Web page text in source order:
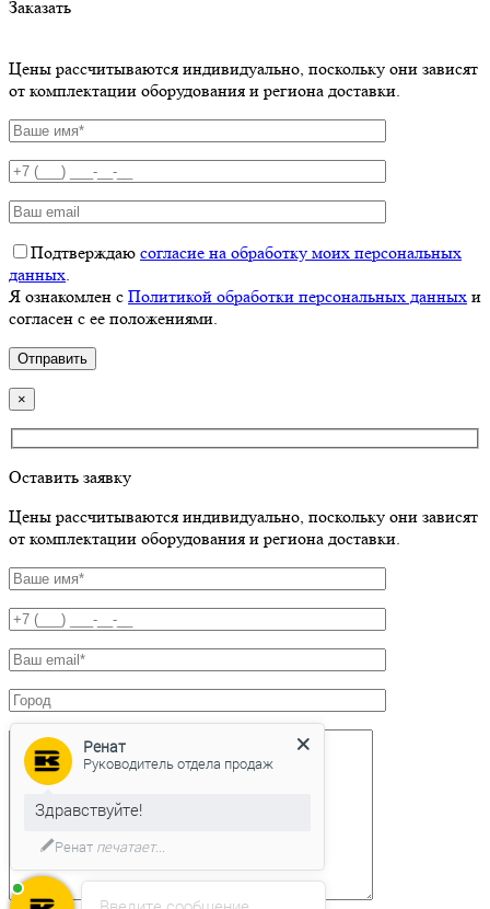
Заказать
Цены рассчитываются индивидуально, поскольку они зависят
от комплектации оборудования и региона доставки.
Подтверждаю согласие на обработку моих персональных
данных
Я ознакомлен с Политикой обработки персональных данных и
согласен с ее положениями.
×
Оставить заявку
Цены рассчитываются индивидуально, поскольку они зависят
от комплектации оборудования и региона доставки.
Ренат
Руководитель отдела продаж
Здравствуйте!
Ренатпечатает...